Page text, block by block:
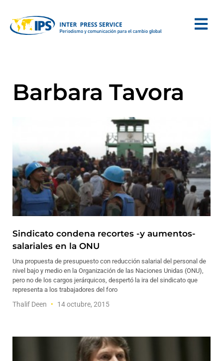
Barbara Tavora
Sindicato condena recortes -y aumentos-
salariales en la ONU
Una propuesta de presupuesto con reducción salarial del personal de
nivel bajo y medio en la Organización de las Naciones Unidas (ONU),
pero no de los cargos jerárquicos, despertó la ira del sindicato que
representa a los trabajadores del foro
Thalif Deen 14 octubre, 2015